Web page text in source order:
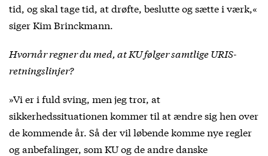
tid, og skal tage tid, at drøfte, beslutte og sætte i værk,«
siger Kim Brinckmann.
Hvornår regner du med, at KU følger samtlige URIS-
retningslinjer?
»Vi er i fuld sving, men jeg tror, at
sikkerhedssituationen kommer til at ændre sig hen over
de kommende år. Så der vil løbende komme nye regler
og anbefalinger, som KU og de andre danske